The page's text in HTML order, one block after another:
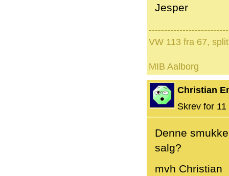
Jesper
VW 113 fra 67,
MIB Aalborg
Christian
Skrev for
Denne
salg?
mvh Christian